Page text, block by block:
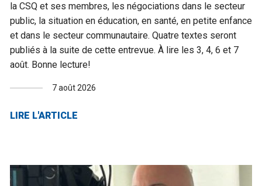
la CSQ et ses membres, les négociations dans le secteur
public, la situation en éducation, en santé, en petite enfance
et dans le secteur communautaire. Quatre textes seront
publiés à la suite de cette entrevue. À lire les 3, 4, 6 et 7
août. Bonne lecture!
7 août 2026
LIRE L'ARTICLE